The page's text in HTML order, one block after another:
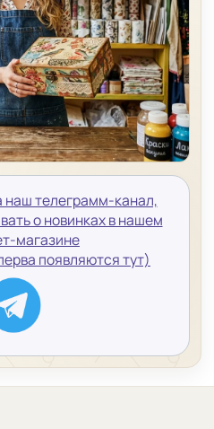
наш телеграмм-канал,
о новинках в нашем
магазине
появляются тут)